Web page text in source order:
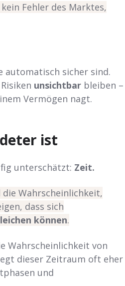
Fehler des Marktes,
sicher sind.
unsichtbar bleiben –
Vermögen nagt.
ist
unterschätzt: Zeit.
Wahrscheinlichkeit,
dass sich
können.
Wahrscheinlichkeit von
dieser Zeitraum oft eher
und